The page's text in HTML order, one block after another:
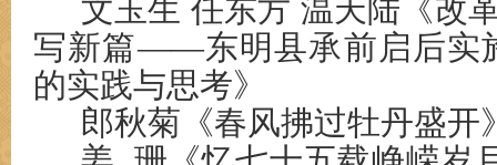
文玉生 任东方 温天陆 《改
写新篇——东明县承前启后实
的实践与思考》
郎秋菊《春风拂过牡丹盛开